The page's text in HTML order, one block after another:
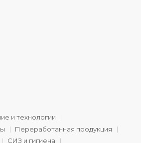
и технологии
Переработанная продукция
СИЗ и гигиена